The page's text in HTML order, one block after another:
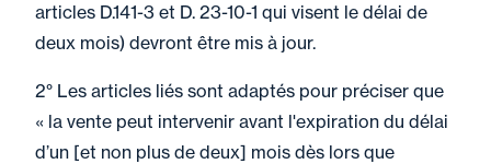
articles D.141-3 et D. 23-10-1 qui visent le délai de
deux mois) devront être mis à jour.
2° Les articles liés sont adaptés pour préciser que
« la vente peut intervenir avant l'expiration du délai
d’un [et non plus de deux] mois dès lors que